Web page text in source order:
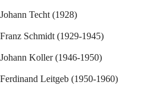
Johann Techt (1928)
Franz Schmidt (1929-1945)
Johann Koller (1946-1950)
Ferdinand Leitgeb (1950-1960)